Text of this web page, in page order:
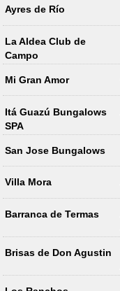
Ayres de Río
La Aldea Club de
Campo
Mi Gran Amor
Itá Guazú Bungalows
SPA
San Jose Bungalows
Villa Mora
Barranca de Termas
Brisas de Don Agustin